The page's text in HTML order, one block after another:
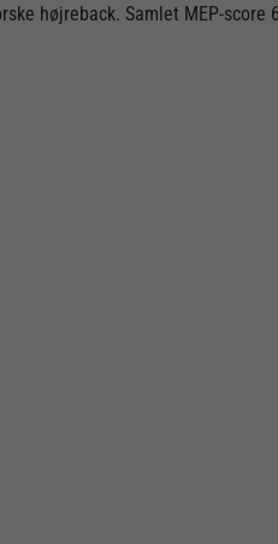
højreback. Samlet MEP-score